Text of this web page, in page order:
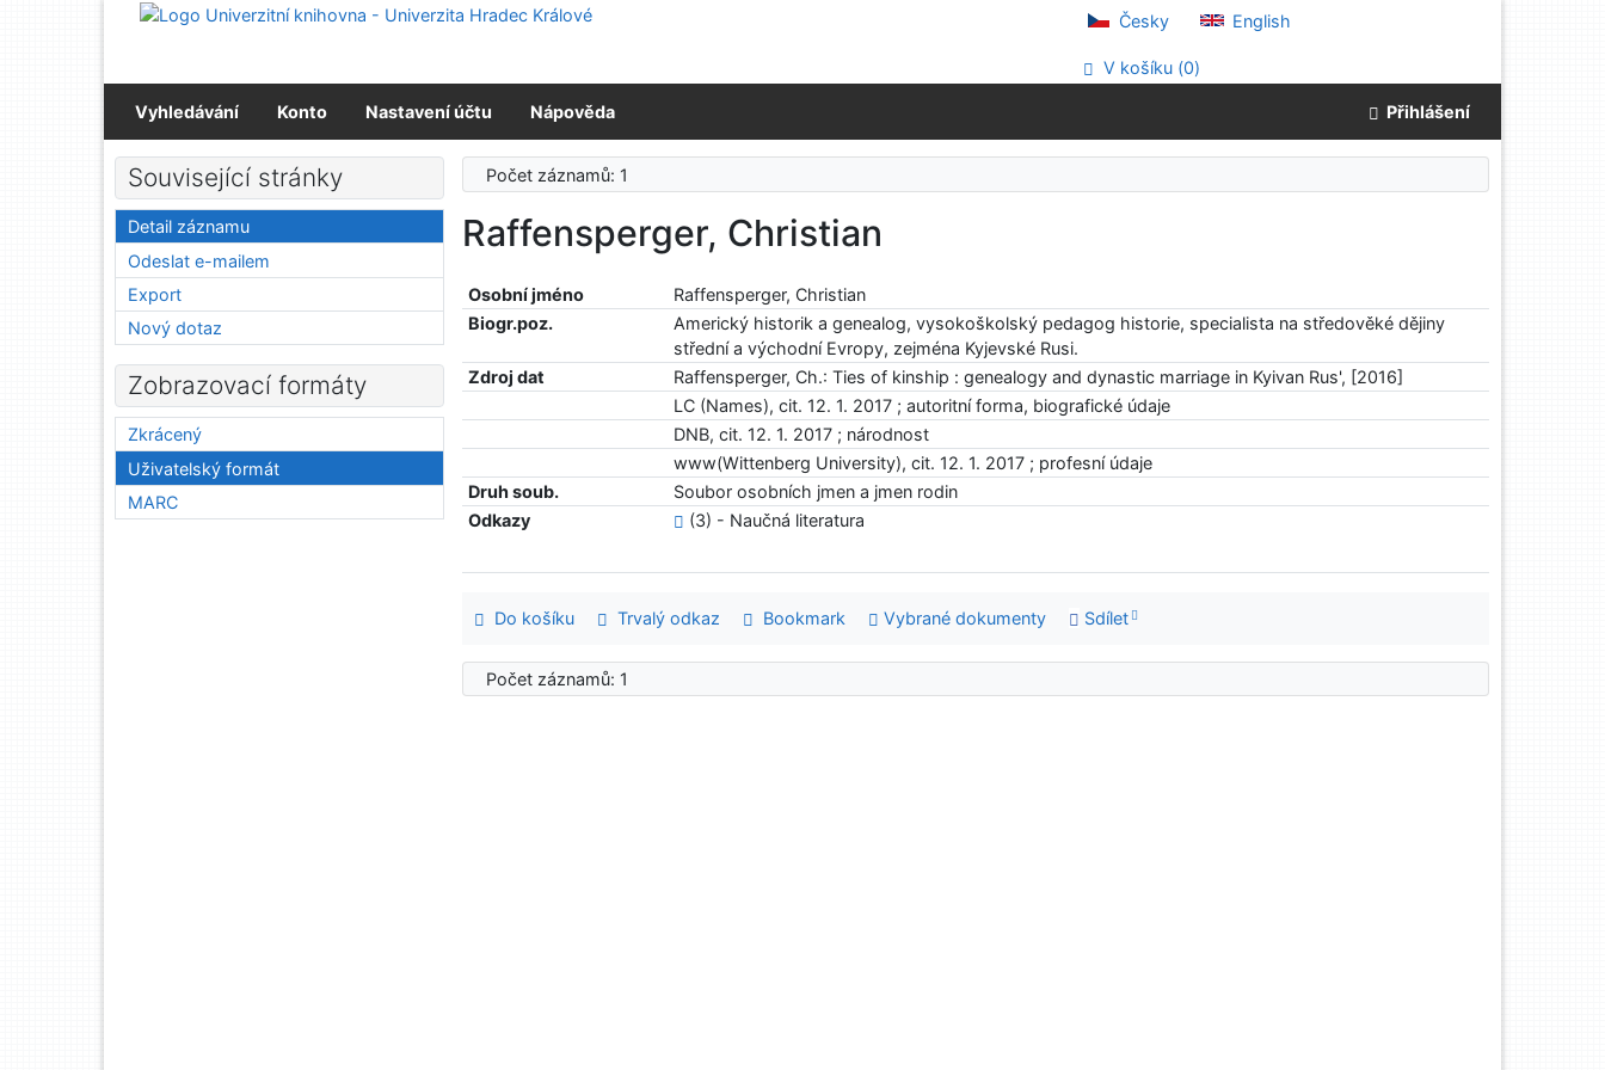
Přejít na obsah
Česky English
V košíku (0)
Vyhledávání Konto Nastavení účtu Nápověda Přihlášení
Počet záznamů: 1
Raffensperger, Christian
Osobní jméno
Raffensperger, Christian
Biogr.poz.
Americký historik a genealog, vysokoškolský pedagog historie, specialista na středověké dějiny
střední a východní Evropy, zejména Kyjevské Rusi.
Zdroj dat
Raffensperger, Ch.: Ties of kinship : genealogy and dynastic marriage in Kyivan Rus', [2016]
LC (Names), cit. 12. 1. 2017 ; autoritní forma, biografické údaje
DNB, cit. 12. 1. 2017 ; národnost
www(Wittenberg University), cit. 12. 1. 2017 ; profesní údaje
Druh soub.
Soubor osobních jmen a jmen rodin
Odkazy
(3) - Naučná literatura
Do košíku Trvalý odkaz Bookmark Vybrané dokumenty Sdílet
Počet záznamů: 1
Související stránky
Detail záznamu
Odeslat e-mailem
Export
Nový dotaz
Zobrazovací formáty
Zkrácený
Uživatelský formát
MARC